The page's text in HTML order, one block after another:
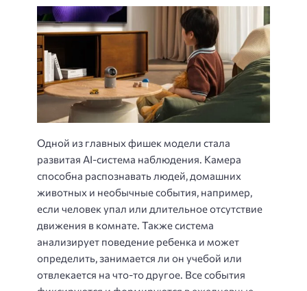
Одной из главных фишек модели стала
развитая AI-система наблюдения. Камера
способна распознавать людей, домашних
животных и необычные события, например,
если человек упал или длительное отсутствие
движения в комнате. Также система
анализирует поведение ребенка и может
определить, занимается ли он учебой или
отвлекается на что-то другое. Все события